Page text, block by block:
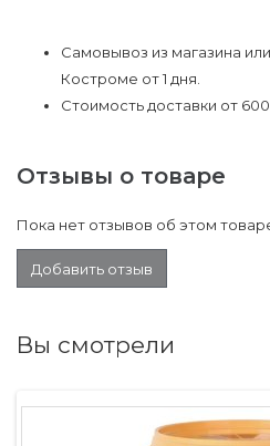
Самовывоз из магазина
Костроме от 1 дня.
Стоимость доставки от 600
Отзывы о товаре
Пока нет отзывов об этом
Добавить отзыв
Вы смотрели